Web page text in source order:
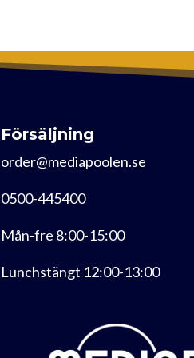
Försäljning
order@mediapoolen.se
0500-445400
Mån-fre 8:00-15:00
Lunchstängt 12:00-13:00